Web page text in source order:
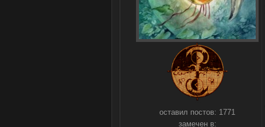
оставил постов: 1771
замечен в: